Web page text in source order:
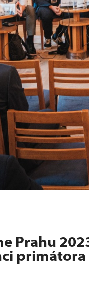
Prahu
primátora